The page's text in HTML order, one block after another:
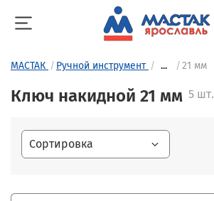
МАСТАК Ручной инструмент ... 21 мм
Ключ накидной 21 мм 5 шт.